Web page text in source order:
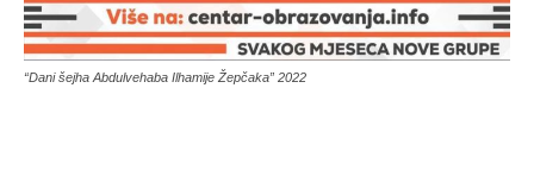
“Dani šejha Abdulvehaba Ilhamije Žepčaka” 2022